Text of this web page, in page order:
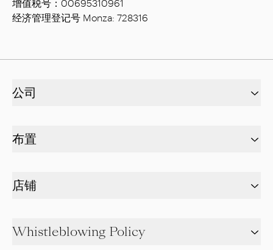
增值税号：00695310961
经济管理登记号 Monza: 728316
公司
布置
店铺
Whistleblowing Policy